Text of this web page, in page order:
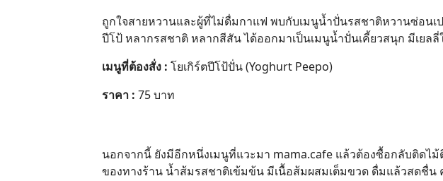
ถูกใจสายหวานและผู้ที่ไม่ดื่มกาแฟ พบกับเมนูน้ำปั่นรสชาติหวานซ่อนเ
ปีโป้ หลากรสชาติ หลากสีสัน ได้ออกมาเป็นเมนูน้ำปั่นเคี้ยวสนุก มีเยล
เมนูที่ต้องสั่ง : โยเกิร์ตปีโป้ปั่น (Yoghurt Peepo)
ราคา : 75 บาท
นอกจากนี้ ยังมีอีกหนึ่งเมนูที่แวะมา mama.cafe แล้วต้องซื้อกลับติดไ
ของทางร้าน น้ำส้มรสชาติเข้มข้น มีเนื้อส้มผสมเต็มขวด ดื่มแล้วสดชื่น